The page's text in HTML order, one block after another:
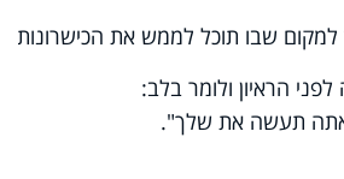
למקום שבו תוכל לממש את הכישרונות
הראיון ולומר בלב:
תעשה את שלך".